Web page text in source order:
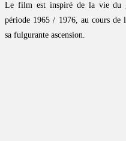
Le film est inspiré de la vie du
période 1965 / 1976, au cours de
sa fulgurante ascension.